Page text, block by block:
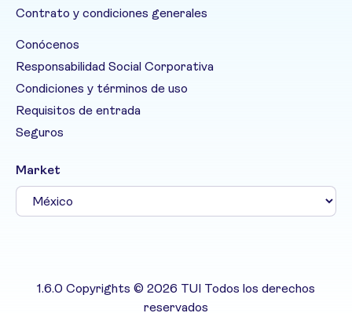
Contrato y condiciones generales
Conócenos
Responsabilidad Social Corporativa
Condiciones y términos de uso
Requisitos de entrada
Seguros
Market
1.6.0 Copyrights © 2026 TUI Todos los derechos
reservados